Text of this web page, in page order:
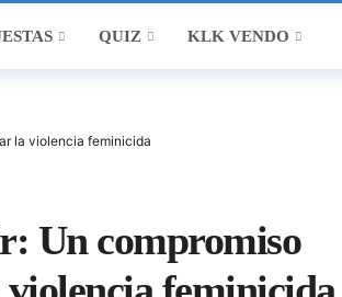
QUIZ KLK VENDO
la violencia feminicida
Un compromiso